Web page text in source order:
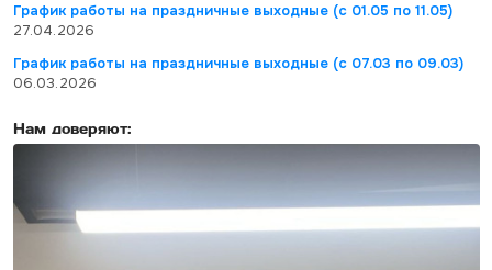
График работы на праздничные выходные (с 01.05 по 11.05)
27.04.2026
График работы на праздничные выходные (с 07.03 по 09.03)
06.03.2026
Нам доверяют: